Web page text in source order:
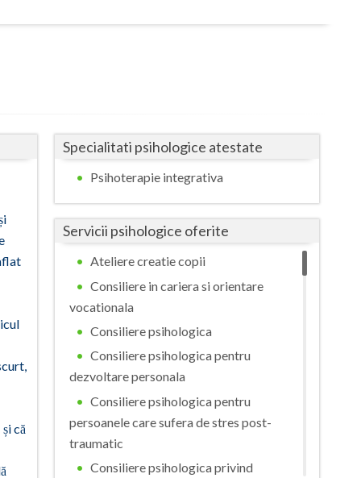
Braila
Calarasi
Cluj
Constanta
Covasna
Dolj
Galati
Giurgiu
Gorj
că
Specialitati psihologice atestate
Psihoterapie integrativa
Servicii psihologice oferite
Ateliere creatie copii
Consiliere in cariera si orientare
vocationala
Consiliere psihologica
Consiliere psihologica pentru
dezvoltare personala
Consiliere psihologica pentru
persoanele care sufera de stres post-
traumatic
Consiliere psihologica privind